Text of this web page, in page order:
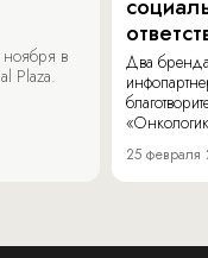
ноября в
Plaza.
Два
25 февраля